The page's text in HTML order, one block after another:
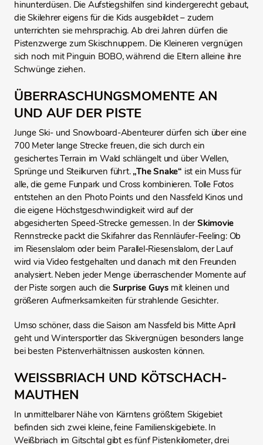
hinunterdüsen. Die Aufstiegshilfen sind kindergerecht gebaut,
die Skilehrer eigens für die Kids ausgebildet – zudem
unterrichten sie mehrsprachig. Ab drei Jahren dürfen die
Pistenzwerge zum Skischnuppern. Die Kleineren vergnügen
sich noch mit Pinguin BOBO, während die Eltern alleine ihre
Schwünge ziehen.
ÜBERRASCHUNGSMOMENTE AN
UND AUF DER PISTE
Junge Ski- und Snowboard-Abenteurer dürfen sich über eine
700 Meter lange Strecke freuen, die sich durch ein
gesichertes Terrain im Wald schlängelt und über Wellen,
Sprünge und Steilkurven führt.„The Snake“ ist ein Muss für
alle, die gerne Funpark und Cross kombinieren. Tolle Fotos
entstehen an den Photo Points und den Nassfeld Kinos und
die eigene Höchstgeschwindigkeit wird auf der
abgesicherten Speed-Strecke gemessen. In derSkimovie
Rennstrecke packt die Skifahrer das Rennläufer-Feeling: Ob
im Riesenslalom oder beim Parallel-Riesenslalom, der Lauf
wird via Video festgehalten und danach mit den Freunden
analysiert. Neben jeder Menge überraschender Momente auf
der Piste sorgen auch die Surprise Guysmit kleinen und
größeren Aufmerksamkeiten für strahlende Gesichter.
Umso schöner, dass die Saison am Nassfeld bis Mitte April
geht und Wintersportler das Skivergnügen besonders lange
bei besten Pistenverhältnissen auskosten können.
WEISSBRIACH UND KÖTSCHACH-M
AUTHEN
In unmittelbarer Nähe von Kärntens größtem Skigebiet
befinden sich zwei kleine, feine Familienskigebiete. In
Weißbriach im Gitschtal gibt es fünf Pistenkilometer, drei